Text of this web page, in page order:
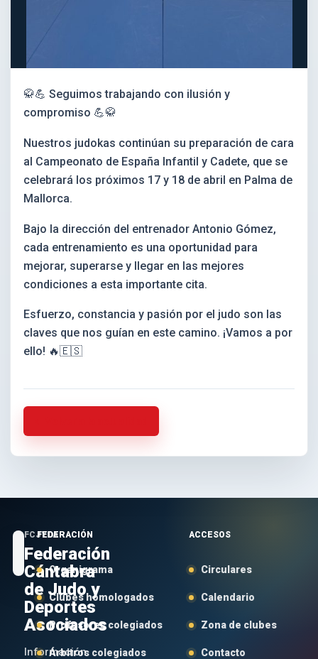
🥋💪 Seguimos trabajando con ilusión y
compromiso 💪🥋
Nuestros judokas continúan su preparación de cara
al Campeonato de España Infantil y Cadete, que se
celebrará los próximos 17 y 18 de abril en Palma de
Mallorca.
Bajo la dirección del entrenador Antonio Gómez,
cada entrenamiento es una oportunidad para
mejorar, superarse y llegar en las mejores
condiciones a esta importante cita.
Esfuerzo, constancia y pasión por el judo son las
claves que nos guían en este camino. ¡Vamos a por
ello! 🔥🇪🇸
FCJYDA
Federación
Cántabra
de Judo y
Deportes
Asociados
Información
FEDERACIÓN
Organigrama
Clubes homologados
Profesores colegiados
Árbitros colegiados
ACCESOS
Circulares
Calendario
Zona de clubes
Contacto